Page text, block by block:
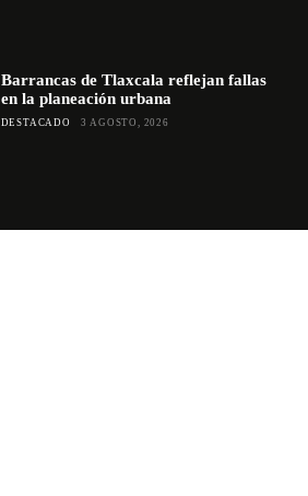
Barrancas de Tlaxcala reflejan fallas
en la planeación urbana
DESTACADO 3 AGOSTO, 2026